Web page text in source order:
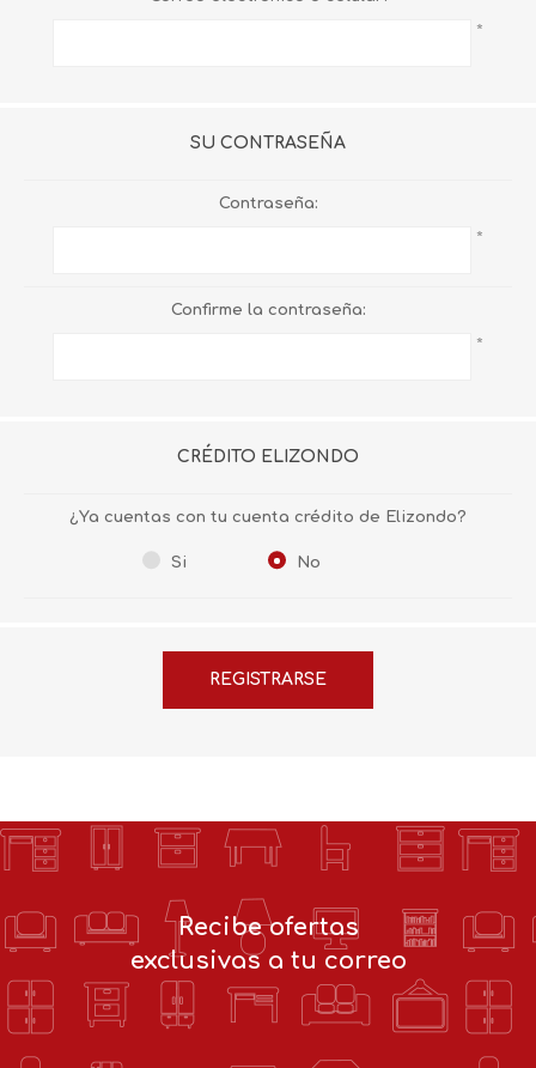
*
SU CONTRASEÑA
Contraseña:
*
Confirme la contraseña:
*
CRÉDITO ELIZONDO
¿Ya cuentas con tu cuenta crédito de Elizondo?
Si No
Recibe ofertas
exclusivas a tu correo